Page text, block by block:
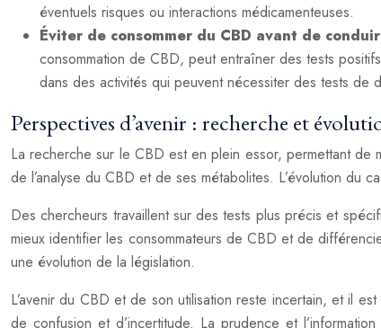
éventuels risques ou interactions médicamenteuses.
Éviter de consommer du CBD avant de
consommation de CBD, peut entraîner des tests
dans des activités qui peuvent nécessiter des tests de
Perspectives d’avenir : recherche et
La recherche sur le CBD est en plein essor, permettant
de l’analyse du CBD et de ses métabolites. L’évolution du
Des chercheurs travaillent sur des tests plus précis et
mieux identifier les consommateurs de CBD et de
une évolution de la législation.
L’avenir du CBD et de son utilisation reste incertain, et il
de confusion et d’incertitude. La prudence et